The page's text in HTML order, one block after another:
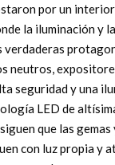
por un
la iluminación y
verdaderas
neutros,
seguridad y una
LED de
que las gemas
con luz propia y